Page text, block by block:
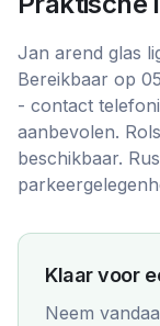
Jan arend glas
Bereikbaar op
- contact
aanbevolen.
beschikbaar.
Klaar voor
Neem